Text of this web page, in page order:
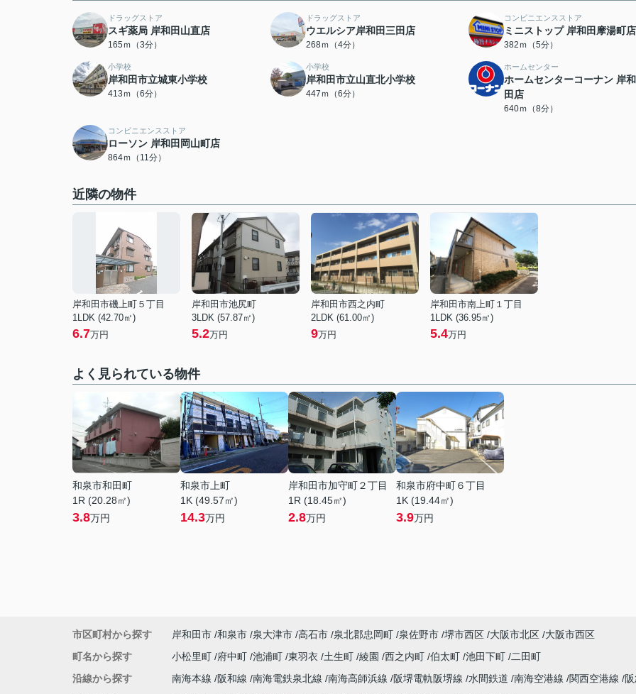
ドラッグストア
スギ薬局 岸和田山直店
165ｍ（3分）
ドラッグストア
ウエルシア岸和田三田店
268ｍ（4分）
コンビニエンスストア
ミニストップ 岸和田摩湯町店
382ｍ（5分）
小学校
岸和田市立城東小学校
413ｍ（6分）
小学校
岸和田市立山直北小学校
447ｍ（6分）
ホームセンター
ホームセンターコーナン 岸
田店
640ｍ（8分）
コンビニエンスストア
ローソン 岸和田岡山町店
864ｍ（11分）
近隣の物件
岸和田市磯上町５丁目
1LDK (42.70㎡)
6.7万円
岸和田市池尻町
3LDK (57.87㎡)
5.2万円
岸和田市西之内町
2LDK (61.00㎡)
9万円
岸和田市南上町１丁目
1LDK (36.95㎡)
5.4万円
よく見られている物件
和泉市和田町
1R (20.28㎡)
3.8万円
和泉市上町
1K (49.57㎡)
14.3万円
岸和田市加守町２丁目
1R (18.45㎡)
2.8万円
和泉市府中町６丁目
1K (19.44㎡)
3.9万円
市区町村から探す 岸和田市 和泉市 泉大津市 高石市 泉北郡忠岡町 泉佐野市 堺市西区 大阪市北区 大阪市西区
町名から探す
小松里町 府中町 池浦町 東羽衣 土生町 綾園 西之内町 伯太町 池田下町
二田町
沿線から探す
南海本線 阪和線 南海電鉄泉北線 南海高師浜線 阪堺電軌阪堺線 水間鉄道 南海空港線 関西空港線